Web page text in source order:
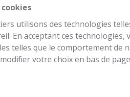
utilisons des technologies
En acceptant ces technologies,
telles que le comportement de
votre choix en bas de
À Vendre